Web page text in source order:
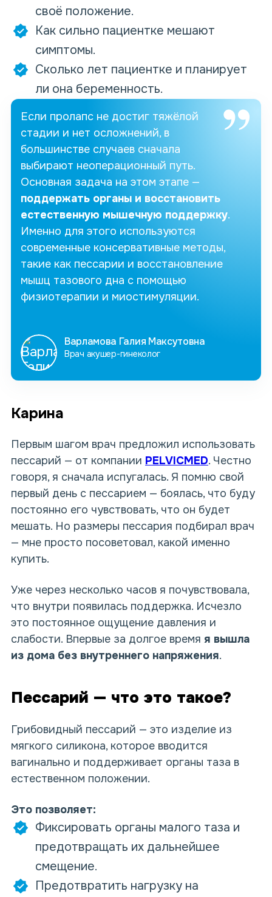
своё положение.
Как сильно пациентке мешают
симптомы.
Сколько лет пациентке и планирует
ли она беременность.
Если пролапс не достиг тяжёлой
стадии и нет осложнений, в
большинстве случаев сначала
выбирают неоперационный путь.
Основная задача на этом этапе —
поддержать органы и восстановить
естественную мышечную поддержку.
Именно для этого используются
современные консервативные методы,
такие как пессарии и восстановление
мышц тазового дна с помощью
физиотерапии и миостимуляции.
Варламова Галия Максутовна
Врач акушер-гинеколог
Карина
Первым шагом врач предложил использовать
пессарий — от компании PELVICMED. Честно
говоря, я сначала испугалась. Я помню свой
первый день с пессарием — боялась, что буду
постоянно его чувствовать, что он будет
мешать. Но размеры пессария подбирал врач
— мне просто посоветовал, какой именно
купить.
Уже через несколько часов я почувствовала,
что внутри появилась поддержка. Исчезло
это постоянное ощущение давления и
слабости. Впервые за долгое время я вышла
из дома без внутреннего напряжения.
Пессарий — что это такое?
Грибовидный пессарий — это изделие из
мягкого силикона, которое вводится
вагинально и поддерживает органы таза в
естественном положении.
Это позволяет:
Фиксировать органы малого таза и
предотвращать их дальнейшее
смещение.
Предотвратить нагрузку на